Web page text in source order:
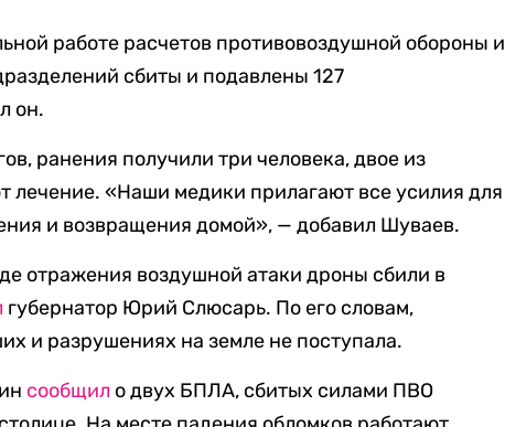
работе расчетов противовоздушной обороны и
сбиты и подавлены 127
он.
ранения получили три человека, двое из
лечение. «Наши медики прилагают все усилия для
и возвращения домой», — добавил Шуваев.
отражения воздушной атаки дроны сбили в
губернатор Юрий Слюсарь. По его словам,
и разрушениях на земле не поступала.
сообщил о двух БПЛА, сбитых силами ПВО